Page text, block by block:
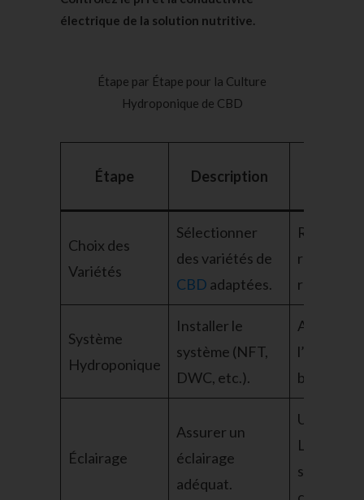
électrique de la solution nutritive.
Étape par Étape pour la Culture
Hydroponique de CBD
Étape Description
Choix des
Variétés
Sélectionner
des variétés de
CBD adaptées.
Système
Hydroponique
Installer le
système (NFT,
DWC, etc.).
Adapter
l’espace
budget.
Éclairage
Assurer un
éclairage
adéquat.
Utiliser
LED ou
spectre